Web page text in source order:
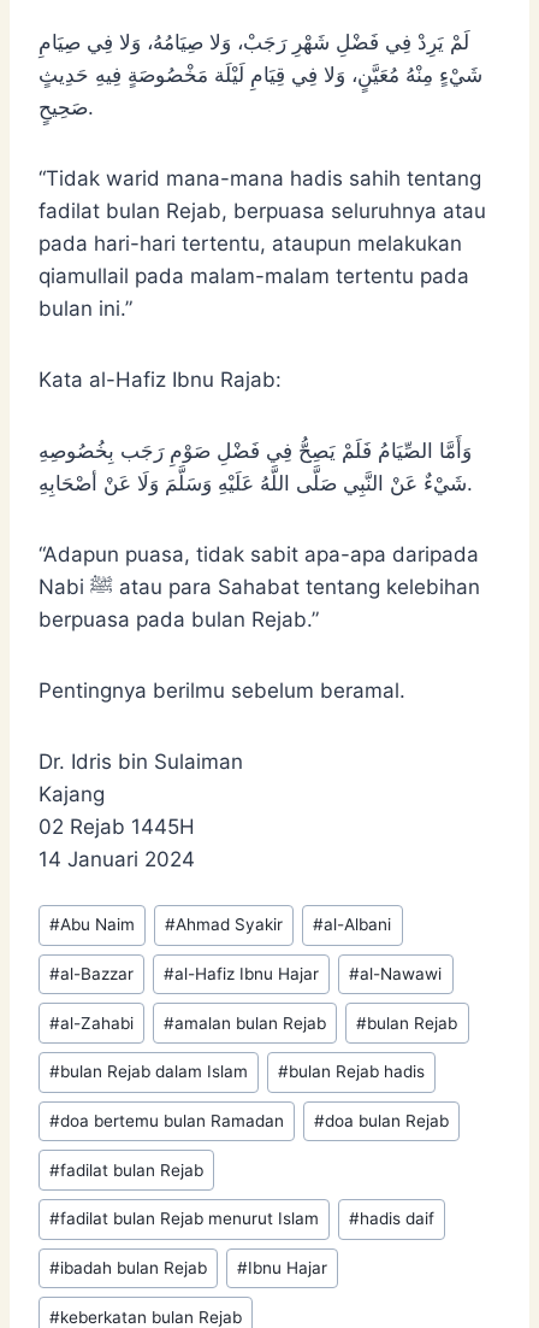
لَمْ يَرِدْ فِي ‌فَضْلِ ‌شَهْرِ ‌رَجَبْ، وَلا صِيَامُهُ، وَلا فِي صِيَامِ
شَيْءٍ مِنْهُ مُعَيَّنٍ، وَلا فِي قِيَامِ لَيْلَة مَخْصُوصَةٍ فِيهِ حَدِيثٍ
صَحِيحٍ.
“Tidak warid mana-mana hadis sahih tentang
fadilat bulan Rejab, berpuasa seluruhnya atau
pada hari-hari tertentu, ataupun melakukan
qiamullail pada malam-malam tertentu pada
bulan ini.”
Kata al-Hafiz Ibnu Rajab:
وَأَمَّا الصِّيَامُ فَلَمْ يَصِحُّ فِي ‌فَضْلِ ‌صَوْمِ ‌رَجَب بِخُصُوصِهِ
شَيْءٌ عَنْ النَّبِي صَلَّى اللَّهُ عَلَيْهِ وَسَلَّمَ وَلَا عَنْ أصْحَابِهِ.
“Adapun puasa, tidak sabit apa-apa daripada
Nabi ﷺ atau para Sahabat tentang kelebihan
berpuasa pada bulan Rejab.”
Pentingnya berilmu sebelum beramal.
Dr. Idris bin Sulaiman
Kajang
02 Rejab 1445H
14 Januari 2024
Post
Tags:
#Abu Naim #Ahmad Syakir #al-Albani
#al-Bazzar #al-Hafiz Ibnu Hajar #al-Nawawi
#al-Zahabi #amalan bulan Rejab #bulan Rejab
#bulan Rejab dalam Islam #bulan Rejab hadis
#doa bertemu bulan Ramadan #doa bulan Rejab
#fadilat bulan Rejab
#fadilat bulan Rejab menurut Islam #hadis daif
#ibadah bulan Rejab #Ibnu Hajar
#keberkatan bulan Rejab